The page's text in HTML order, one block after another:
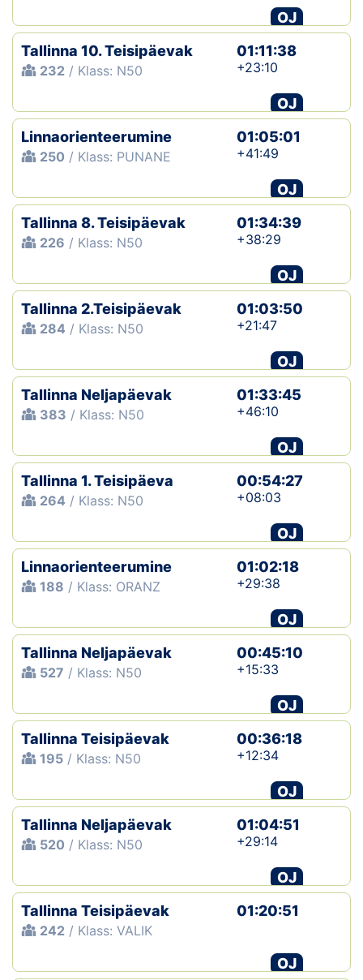
OJ
Tallinna 10. Teisipäevak
232 / Klass: N50
01:11:38
+23:10
OJ
Linnaorienteerumine
250 / Klass: PUNANE
01:05:01
+41:49
OJ
Tallinna 8. Teisipäevak
226 / Klass: N50
01:34:39
+38:29
OJ
Tallinna 2.Teisipäevak
284 / Klass: N50
01:03:50
+21:47
OJ
Tallinna Neljapäevak
383 / Klass: N50
01:33:45
+46:10
OJ
Tallinna 1. Teisipäeva
264 / Klass: N50
00:54:27
+08:03
OJ
Linnaorienteerumine
188 / Klass: ORANZ
01:02:18
+29:38
OJ
Tallinna Neljapäevak
527 / Klass: N50
00:45:10
+15:33
OJ
Tallinna Teisipäevak
195 / Klass: N50
00:36:18
+12:34
OJ
Tallinna Neljapäevak
520 / Klass: N50
01:04:51
+29:14
OJ
Tallinna Teisipäevak
242 / Klass: VALIK
01:20:51
OJ